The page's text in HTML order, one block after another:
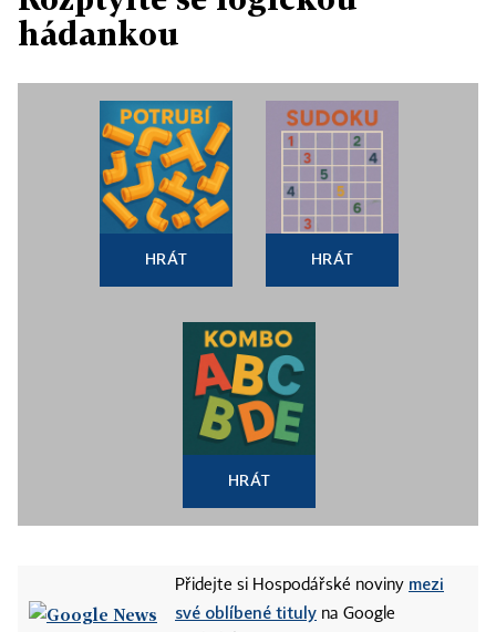
hádankou
HRÁT HRÁT
HRÁT
Přidejte si Hospodářské noviny mezi
své oblíbené tituly na Google